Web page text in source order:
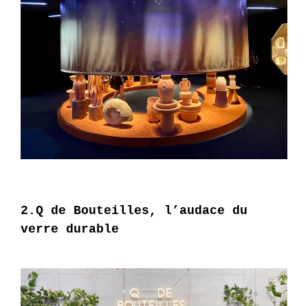
2.Q de Bouteilles, l’audace du
verre durable